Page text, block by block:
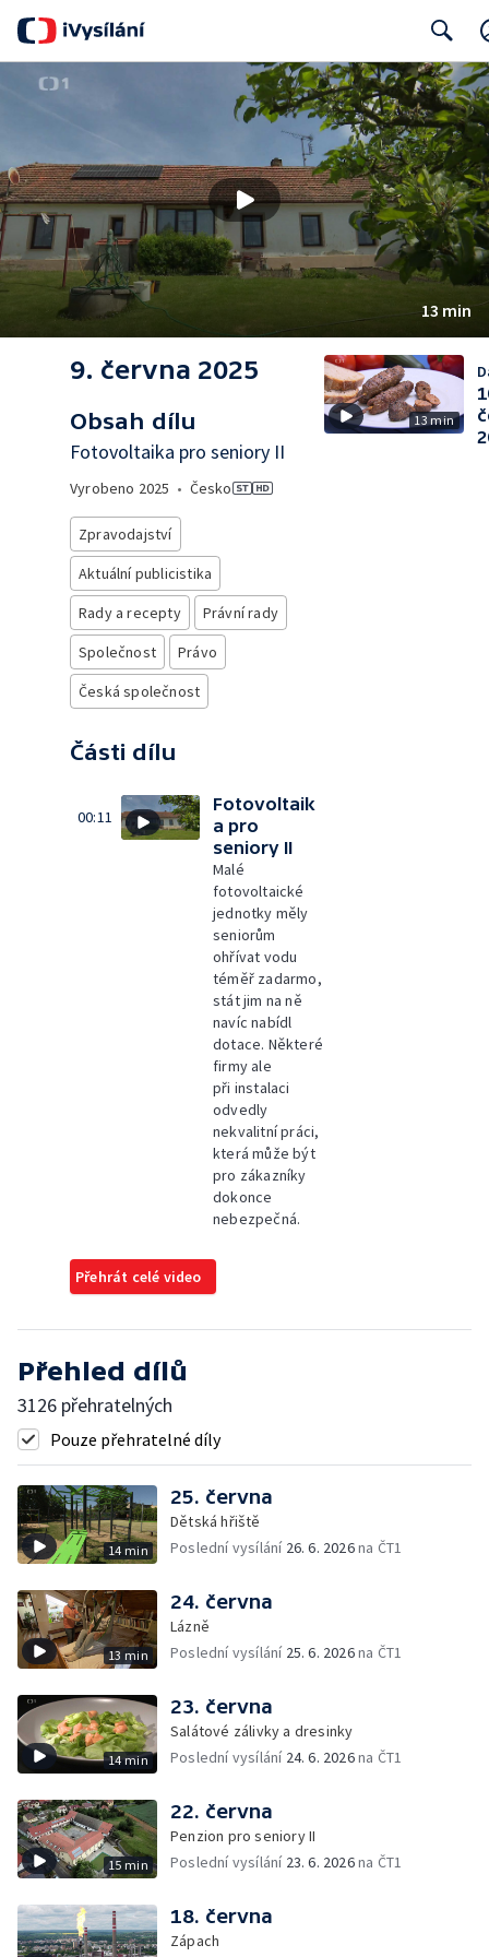
Search
13 min
9. června 2025
Obsah dílu
Fotovoltaika pro seniory II
Vyrobeno 2025 • Česko
Zpravodajství
Aktuální publicistika
Rady a recepty
Právní rady
Společnost
Právo
Česká společnost
Části dílu
00:11
Fotovoltaik
a pro
seniory II
Malé
fotovoltaické
jednotky měly
seniorům
ohřívat vodu
téměř zadarmo,
stát jim na ně
navíc nabídl
dotace. Některé
firmy ale
při instalaci
odvedly
nekvalitní práci,
která může být
pro zákazníky
dokonce
nebezpečná.
Přehrát celé video
13 min
Přehled dílů
3126 přehratelných
Pouze přehratelné díly
14 min
25. června
Dětská hřiště
Poslední vysílání 26. 6. 2026na ČT1
13 min
24. června
Lázně
Poslední vysílání 25. 6. 2026na ČT1
14 min
23. června
Salátové zálivky a dresinky
Poslední vysílání 24. 6. 2026na ČT1
15 min
22. června
Penzion pro seniory II
Poslední vysílání 23. 6. 2026na ČT1
18. června
Zápach